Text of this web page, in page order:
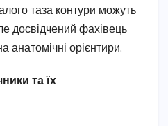
таза контури можуть
досвідчений фахівець
анатомічні орієнтири.
та їх